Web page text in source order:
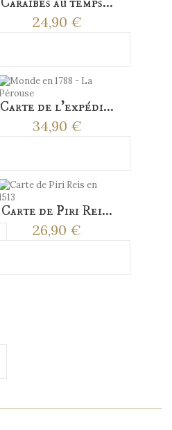
24,90 €
Carte de l'expédi...
34,90 €
Carte de Piri Rei...
26,90 €